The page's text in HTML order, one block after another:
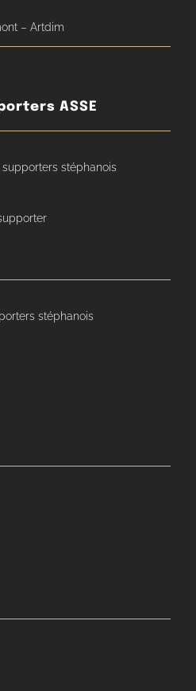
– Artdim
ASSE
stéphanois
stéphanois